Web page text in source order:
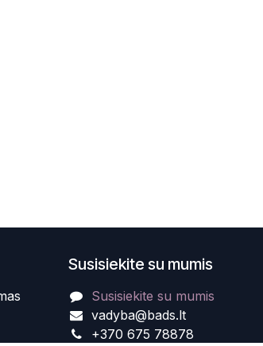
Susisiekite su mumis
Susisiekite su mumis
vadyba@bads.lt
+370 675 78878